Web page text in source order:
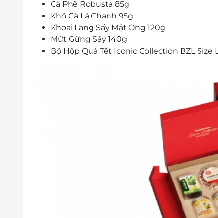
Cà Phê Robusta 85g
Khô Gà Lá Chanh 95g
Khoai Lang Sấy Mật Ong 120g
Mứt Gừng Sấy 140g
Bộ Hộp Quà Tết Iconic Collection BZL Size